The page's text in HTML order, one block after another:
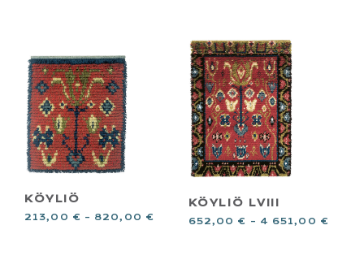
KÖYLIÖ
213,00 € – 820,00 €
KÖYLIÖ LVIII
652,00 € – 4 651,00 €